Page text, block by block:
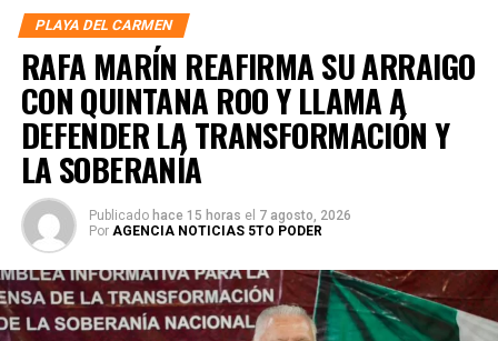
PLAYA DEL CARMEN
RAFA MARÍN REAFIRMA SU ARRAIGO
CON QUINTANA ROO Y LLAMA A
DEFENDER LA TRANSFORMACIÓN Y
LA SOBERANÍA
Publicado hace 15 horas el 7 agosto, 2026
Por AGENCIA NOTICIAS 5TO PODER